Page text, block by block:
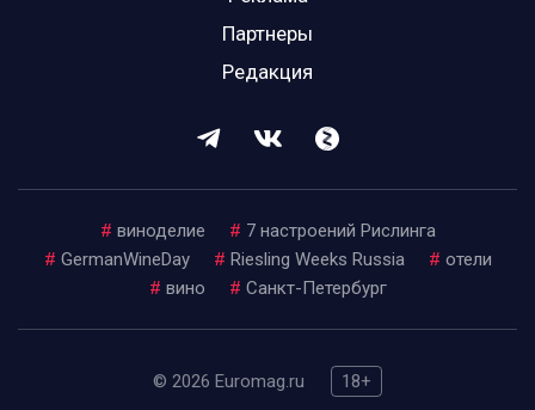
Партнеры
Редакция
# виноделие # 7 настроений Рислинга
# GermanWineDay # Riesling Weeks Russia # отели
# вино # Санкт-Петербург
© 2026 Euromag.ru 18+